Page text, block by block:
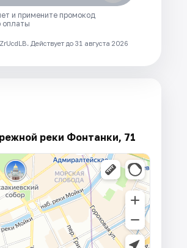
и примените промокод
оплаты
Действует до 31 августа 2026
реки Фонтанки, 71